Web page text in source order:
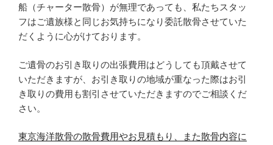
船（チャーター散骨）が無理であっても、私たちスタッ
フはご遺族様と同じお気持ちになり委託散骨させていた
だくように心がけております。
ご遺骨のお引き取りの出張費用はどうしても頂戴させて
いただきますが、お引き取りの地域が重なった際はお引
き取りの費用も割引させていただきますのでご相談くだ
さい。
東京海洋散骨の散骨費用やお見積もり、また散骨内容に